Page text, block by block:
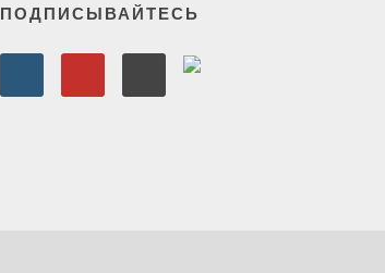
ПОДПИСЫВАЙТЕСЬ